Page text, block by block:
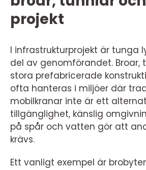
projekt
I infrastrukturprojekt är tunga
del av genomförandet. Broar,
stora prefabricerade
ofta hanteras i miljöer där
mobilkranar inte är ett
tillgänglighet, känslig
på spår och vatten gör att
krävs.
Ett vanligt exempel är